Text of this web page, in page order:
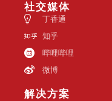
社交媒体
丁香通
知乎
哔哩哔哩
微博
解决方案